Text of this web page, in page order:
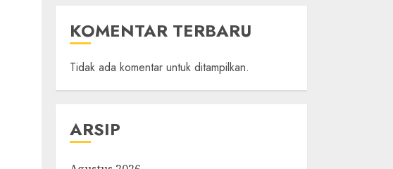
KOMENTAR TERBARU
Tidak ada komentar untuk ditampilkan.
ARSIP